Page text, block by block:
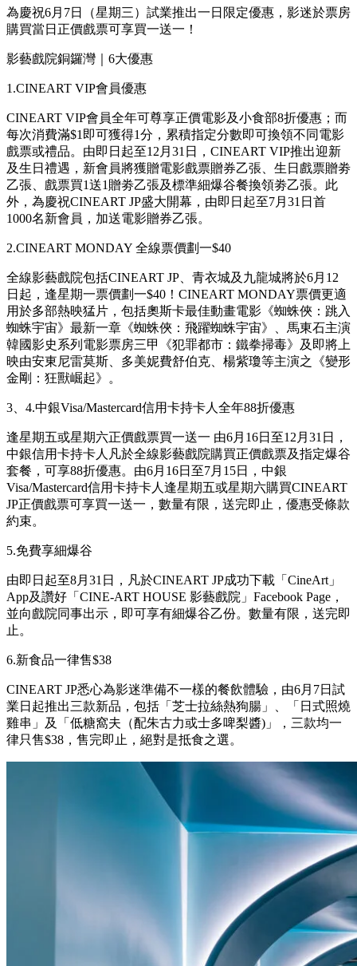
為慶祝6月7日（星期三）試業推出一日限定優惠，影迷於票房
購買當日正價戲票可享買一送一！
影藝戲院銅鑼灣｜6大優惠
1.CINEART VIP會員優惠
CINEART VIP會員全年可尊享正價電影及小食部8折優惠；而
每次消費滿$1即可獲得1分，累積指定分數即可換領不同電影
戲票或禮品。由即日起至12月31日，CINEART VIP推出迎新
及生日禮遇，新會員將獲贈電影戲票贈券乙張、生日戲票贈劵
乙張、戲票買1送1贈劵乙張及標準細爆谷餐換領劵乙張。此
外，為慶祝CINEART JP盛大開幕，由即日起至7月31日首
1000名新會員，加送電影贈券乙張。
2.CINEART MONDAY 全線票價劃一$40
全線影藝戲院包括CINEART JP、青衣城及九龍城將於6月12
日起，逢星期一票價劃一$40！CINEART MONDAY票價更適
用於多部熱映猛片，包括奧斯卡最佳動畫電影《蜘蛛俠：跳入
蜘蛛宇宙》最新一章《蜘蛛俠：飛躍蜘蛛宇宙》、馬東石主演
韓國影史系列電影票房三甲《犯罪都市：鐵拳掃毒》及即將上
映由安東尼雷莫斯、多美妮費舒伯克、楊紫瓊等主演之《變形
金剛：狂獸崛起》。
3、4.中銀Visa/Mastercard信用卡持卡人全年88折優惠
逢星期五或星期六正價戲票買一送一 由6月16日至12月31日，
中銀信用卡持卡人凡於全線影藝戲院購買正價戲票及指定爆谷
套餐，可享88折優惠。由6月16日至7月15日，中銀
Visa/Mastercard信用卡持卡人逢星期五或星期六購買CINEART
JP正價戲票可享買一送一，數量有限，送完即止，優惠受條款
約束。
5.免費享細爆谷
由即日起至8月31日，凡於CINEART JP成功下載「CineArt」
App及讚好「CINE-ART HOUSE 影藝戲院」Facebook Page，
並向戲院同事出示，即可享有細爆谷乙份。數量有限，送完即
止。
6.新食品一律售$38
CINEART JP悉心為影迷準備不一樣的餐飲體驗，由6月7日試
業日起推出三款新品，包括「芝士拉絲熱狗腸」、「日式照燒
雞串」及「低糖窩夫（配朱古力或士多啤梨醬)」，三款均一
律只售$38，售完即止，絕對是抵食之選。